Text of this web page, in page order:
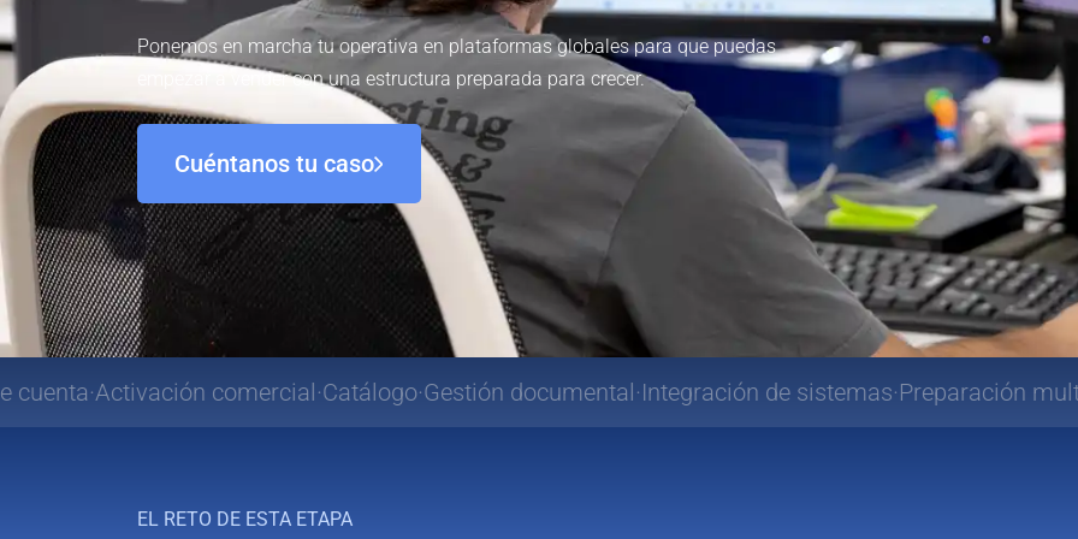
04. Internacionalización
Nuevos mercados
Ponemos en marcha tu operativa en plataformas globales para que puedas
empezar a vender con una estructura preparada para crecer.
Cuéntanos tu caso
comercial Catálogo Gestión documental Integración de sistemas Preparación multimercado
EL RETO DE ESTA ETAPA